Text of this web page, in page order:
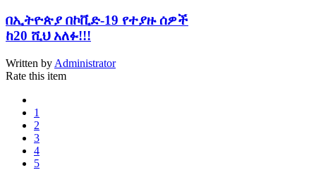
በኢትዮጵያ በኮቪድ-19 የተያዙ ሰዎች
ከ20 ሺህ አለፉ!!!
Written by Administrator
Rate this item
1
2
3
4
5